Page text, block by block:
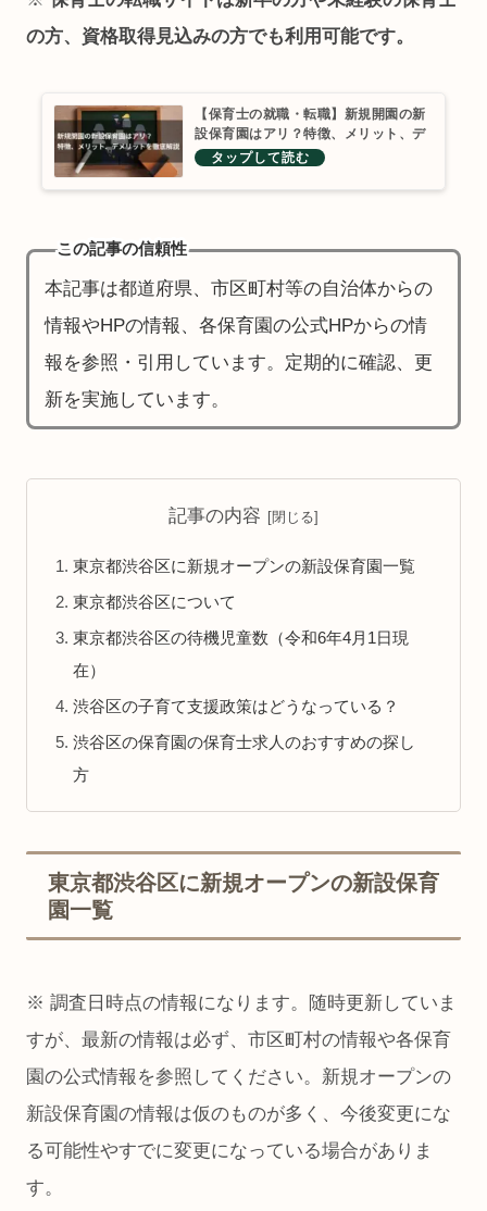
の方、資格取得見込みの方でも利用可能です。
【保育士の就職・転職】新規開園の新
設保育園はアリ？特徴、メリット、デ
メリットを徹底解説
この記事の信頼性
本記事は都道府県、市区町村等の自治体からの
情報やHPの情報、各保育園の公式HPからの情
報を参照・引用しています。定期的に確認、更
新を実施しています。
記事の内容
東京都渋谷区に新規オープンの新設保育園一覧
東京都渋谷区について
東京都渋谷区の待機児童数（令和6年4月1日現
在）
渋谷区の子育て支援政策はどうなっている？
渋谷区の保育園の保育士求人のおすすめの探し
方
東京都渋谷区に新規オープンの新設保育
園一覧
※ 調査日時点の情報になります。随時更新していま
すが、最新の情報は必ず、市区町村の情報や各保育
園の公式情報を参照してください。新規オープンの
新設保育園の情報は仮のものが多く、今後変更にな
る可能性やすでに変更になっている場合がありま
す。